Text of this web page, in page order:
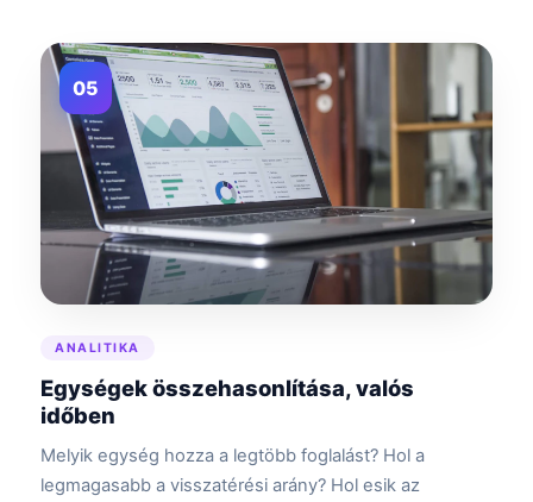
05
ANALITIKA
Egységek összehasonlítása, valós
időben
Melyik egység hozza a legtöbb foglalást? Hol a
legmagasabb a visszatérési arány? Hol esik az